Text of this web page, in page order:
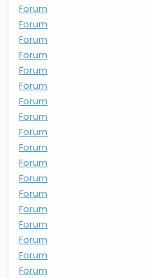
Forum
Forum
Forum
Forum
Forum
Forum
Forum
Forum
Forum
Forum
Forum
Forum
Forum
Forum
Forum
Forum
Forum
Forum